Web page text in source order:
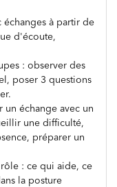
à partir de
d'écoute,
: observer des
poser 3 questions
un échange avec un
une difficulté,
préparer un
: ce qui aide, ce
la posture